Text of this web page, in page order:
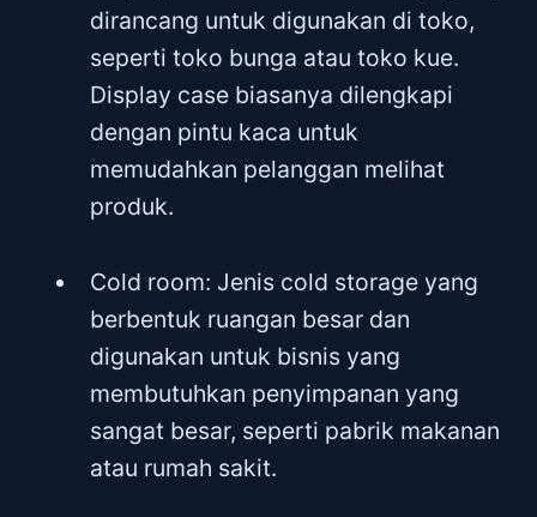
dirancang untuk digunakan di toko,
seperti toko bunga atau toko kue.
Display case biasanya dilengkapi
dengan pintu kaca untuk
memudahkan pelanggan melihat
produk.
Cold room: Jenis cold storage yang
berbentuk ruangan besar dan
digunakan untuk bisnis yang
membutuhkan penyimpanan yang
sangat besar, seperti pabrik makanan
atau rumah sakit.